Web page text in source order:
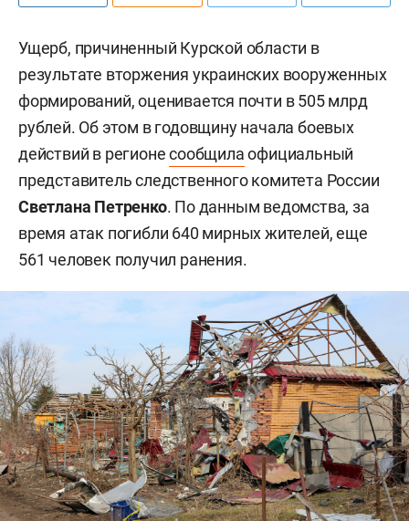
Ущерб, причиненный Курской области в
результате вторжения украинских вооруженных
формирований, оценивается почти в 505 млрд
рублей. Об этом в годовщину начала боевых
действий в регионесообщилаофициальный
представитель следственного комитета России
Светлана Петренко. По данным ведомства, за
время атак погибли 640 мирных жителей, еще
561 человек получил ранения.